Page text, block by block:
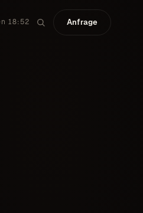
18:52 Anfrage